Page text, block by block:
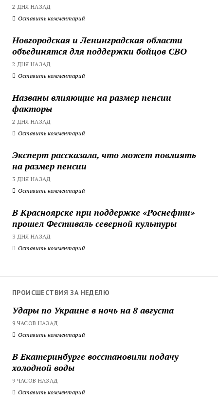
2 ДНЯ НАЗАД
Оставить комментарий
Новгородская и Ленинградская области
объединятся для поддержки бойцов СВО
2 ДНЯ НАЗАД
Оставить комментарий
Названы влияющие на размер пенсии
факторы
2 ДНЯ НАЗАД
Оставить комментарий
Эксперт рассказала, что может повлиять
на размер пенсии
3 ДНЯ НАЗАД
Оставить комментарий
В Красноярске при поддержке «Роснефти»
прошел Фестиваль северной культуры
3 ДНЯ НАЗАД
Оставить комментарий
ПРОИСШЕСТВИЯ ЗА НЕДЕЛЮ
Удары по Украине в ночь на 8 августа
9 ЧАСОВ НАЗАД
Оставить комментарий
В Екатеринбурге восстановили подачу
холодной воды
9 ЧАСОВ НАЗАД
Оставить комментарий